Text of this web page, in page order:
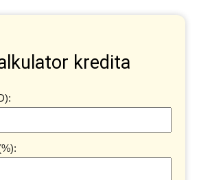
kredita